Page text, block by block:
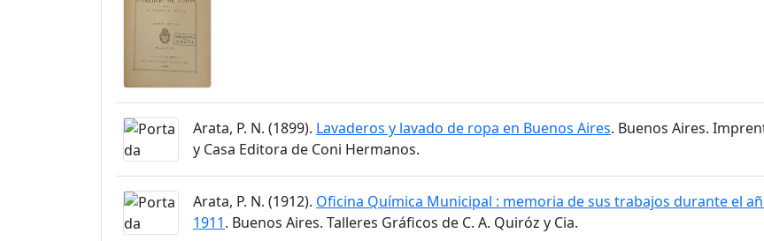
Arata, P. N. (1899). Lavaderos y lavado de ropa en Buenos Aires. Buenos Aires.
y Casa Editora de Coni Hermanos.
Arata, P. N. (1912). Oficina Química Municipal : memoria de sus trabajos durante el
1911. Buenos Aires. Talleres Gráficos de C. A. Quiróz y Cia.